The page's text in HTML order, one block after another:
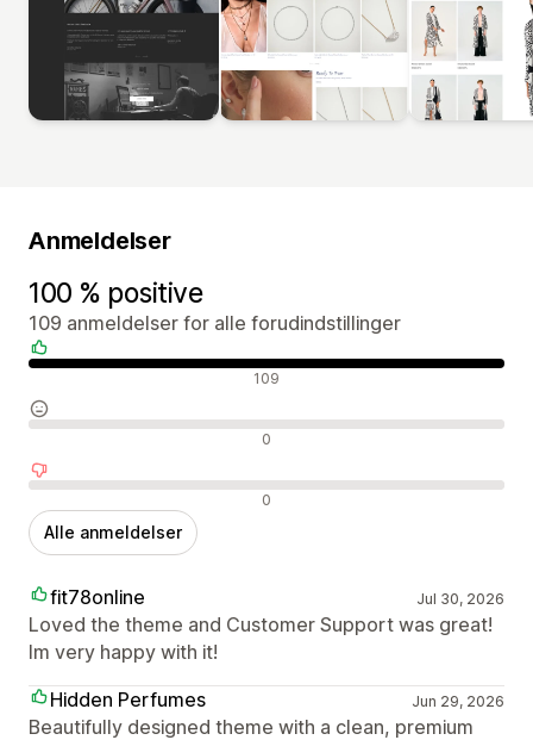
Anmeldelser
100 % positive
109 anmeldelser for alle forudindstillinger
Positive anmeldelser 109
Neutrale anmeldelser 0
Negative anmeldelser 0
Alle anmeldelser
fit78online Jul 30, 2026
Loved the theme and Customer Support was great!
Im very happy with it!
Hidden Perfumes
Jun 29, 2026
Beautifully designed theme with a clean, premium